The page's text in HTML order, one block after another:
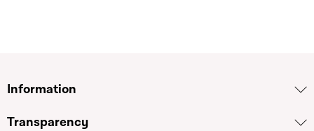
Information
Transparency